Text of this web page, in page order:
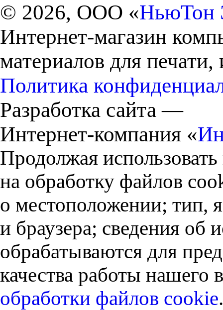
© 2026, ООО «НьюТон
Интернет-магазин
материалов для
Политика
Разработка сайта —
Интернет-компания «
Продолжая
на обработку файлов
о местоположении; тип,
и браузера; сведения об
обрабатываются для
качества работы нашего
обработки файлов cookie.